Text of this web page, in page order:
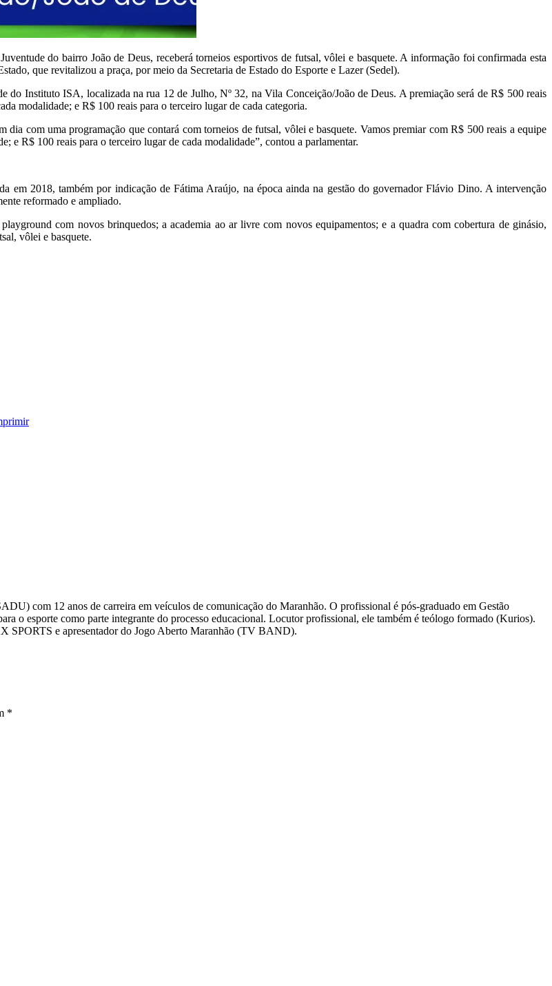
do bairro João de Deus, receberá torneios esportivos de futsal, vôlei e basquete. A informação foi confirmada esta
que revitalizou a praça, por meio da Secretaria de Estado do Esporte e Lazer (Sedel).
do Instituto ISA, localizada na rua 12 de Julho, Nº 32, na Vila Conceição/João de Deus. A premiação será de R$ 500 reais
modalidade; e R$ 100 reais para o terceiro lugar de cada categoria.
dia com uma programação que contará com torneios de futsal, vôlei e basquete. Vamos premiar com R$ 500 reais a equipe
e R$ 100 reais para o terceiro lugar de cada modalidade”, contou a parlamentar.
em 2018, também por indicação de Fátima Araújo, na época ainda na gestão do governador Flávio Dino. A intervenção
reformado e ampliado.
com novos brinquedos; a academia ao ar livre com novos equipamentos; e a quadra com cobertura de ginásio,
vôlei e basquete.
com 12 anos de carreira em veículos de comunicação do Maranhão. O profissional é pós-graduado em Gestão
o esporte como parte integrante do processo educacional. Locutor profissional, ele também é teólogo formado (Kurios).
SPORTS e apresentador do Jogo Aberto Maranhão (TV BAND).
*